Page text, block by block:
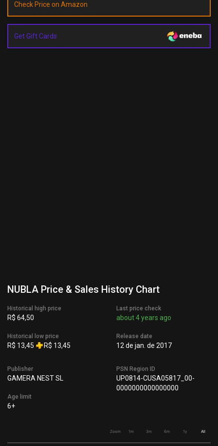
Check Price on Amazon
Get Gift Cards
NUBLA Price & Sales History Chart
Historical high price
R$ 64,50
Historical low price
R$ 13,45 R$ 13,45
Last price check
about 4 years ago
Release date
12 de jan. de 2017
Publisher
GAMERA NEST SL
Age limit
6+
PSN Region ID
UP0814-CUSA05817_00-
0000000000000000
Zoom 1m 3m 6m 1y All